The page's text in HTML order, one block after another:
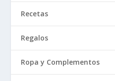
Recetas
Regalos
Ropa y Complementos